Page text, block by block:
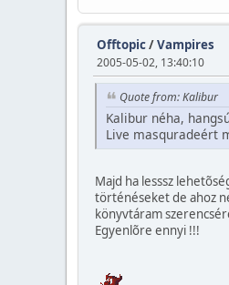
Offtopic/Vampires
2005-05-02, 13:40:10
Quote from: Kalibur
Kalibur néha,
Live masquradeért
Majd ha lesssz
történéseket de ahoz
könyvtáram
Egyenlõre ennyi !!!